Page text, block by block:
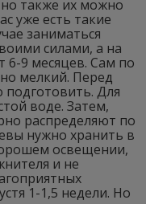
также их можно
уже есть такие
заниматься
силами, а на
6-9 месяцев. Сам по
мелкий. Перед
Для
воде. Затем,
распределяют по
нужно хранить в
освещении,
и не
1-1,5 недели. Но